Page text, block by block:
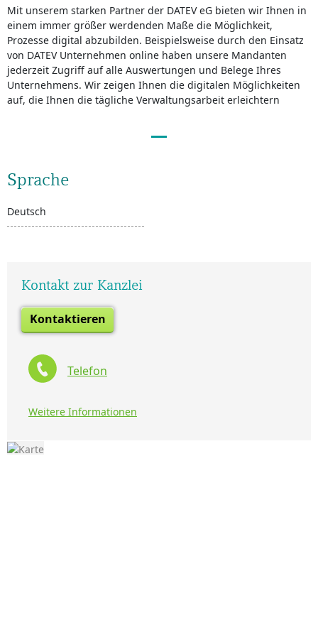
Mit unserem starken Partner der DATEV eG bieten wir Ihnen in
einem immer größer werdenden Maße die Möglichkeit,
Prozesse digital abzubilden. Beispielsweise durch den Einsatz
von DATEV Unternehmen online haben unsere Mandanten
jederzeit Zugriff auf alle Auswertungen und Belege Ihres
Unternehmens. Wir zeigen Ihnen die digitalen Möglichkeiten
auf, die Ihnen die tägliche Verwaltungsarbeit erleichtern
Sprache
Deutsch
Kontakt zur Kanzlei
Kontaktieren
Telefon
Weitere Informationen